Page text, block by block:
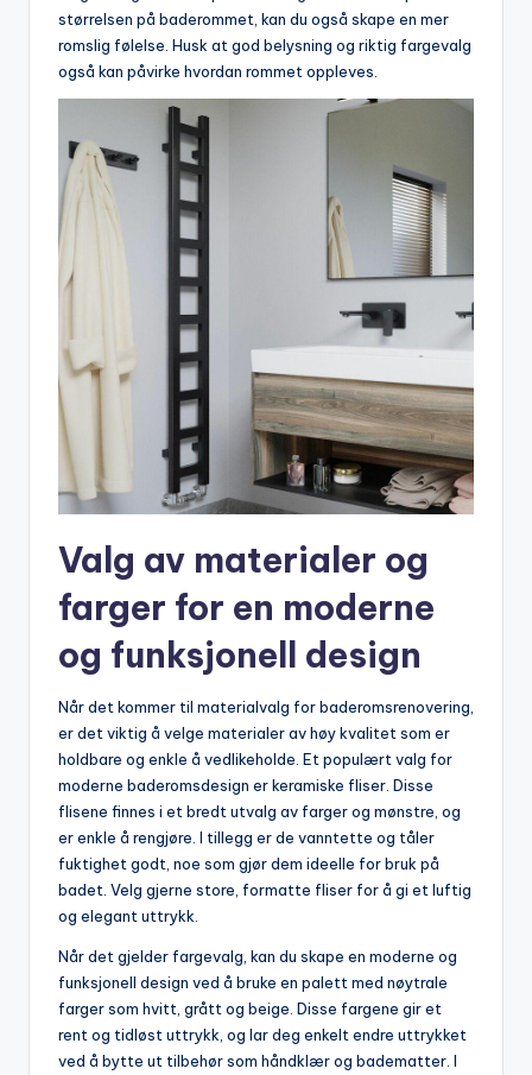
størrelsen på baderommet,​ kan du også‌ skape en‍ mer⁣
romslig ⁢følelse. Husk at⁤ god belysning og⁣ riktig fargevalg
også kan‌ påvirke hvordan rommet oppleves.
Valg av materialer og ​
farger​ for ⁣en‌ moderne
og funksjonell ⁢design
Når det kommer til materialvalg⁣ for baderomsrenovering,
er‌ det viktig⁢ å velge materialer av høy​ kvalitet som er
‌holdbare og enkle å vedlikeholde.⁢ Et populært valg for
moderne baderomsdesign ⁢er keramiske fliser.‌ Disse
⁢flisene finnes⁤ i et bredt‍ utvalg av farger og mønstre, og
er enkle å rengjøre. ‍I ‍tillegg⁢ er de vanntette ‍og tåler
fuktighet ⁣godt, noe som ⁣gjør dem ideelle for ​bruk ‍på
badet.⁢ Velg gjerne ⁤store, formatte‌ fliser for å⁢ gi‌ et luftig
og⁣ elegant uttrykk.
Når det ​gjelder​ fargevalg, ⁣kan du skape ​en ⁢moderne og
‍funksjonell design ved å bruke en palett med nøytrale
farger som hvitt, grått‍ og⁤ beige. ​Disse fargene gir et
rent og‌ tidløst uttrykk, og⁢ lar​ deg enkelt endre uttrykket
‌ved⁤ å bytte ⁣ut tilbehør⁣ som håndklær⁢ og badematter. I ​